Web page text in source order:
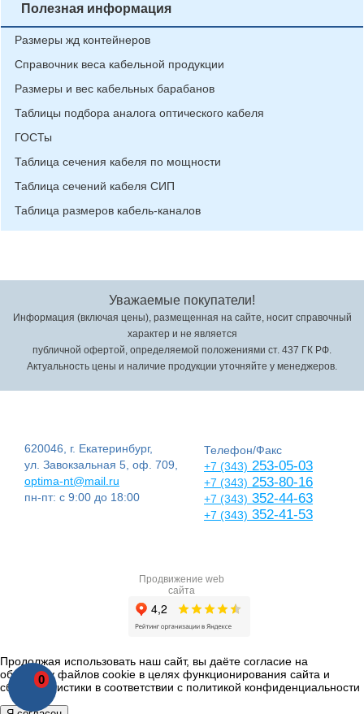
0
Полезная информация
Размеры жд контейнеров
Справочник веса кабельной продукции
Размеры и вес кабельных барабанов
Таблицы подбора аналога оптического кабеля
ГОСТы
Таблица сечения кабеля по мощности
Таблица сечений кабеля СИП
Таблица размеров кабель-каналов
Уважаемые покупатели!
Информация (включая цены), размещенная на сайте, носит справочный
характер и не является
публичной офертой, определяемой положениями ст. 437 ГК РФ.
Актуальность цены и наличие продукции уточняйте у менеджеров.
620046, г. Екатеринбург,
ул. Завокзальная 5, оф. 709,
optima-nt@mail.ru
пн-пт: с 9:00 до 18:00
Телефон/Факс
+7 (343) 253-05-03
+7 (343) 253-80-16
+7 (343) 352-44-63
+7 (343) 352-41-53
Продвижение web
сайта
Продолжая использовать наш сайт, вы даёте согласие на
обработку файлов cookie в целях функционирования сайта и
сбора статистики в соответствии с политикой конфиденциальности